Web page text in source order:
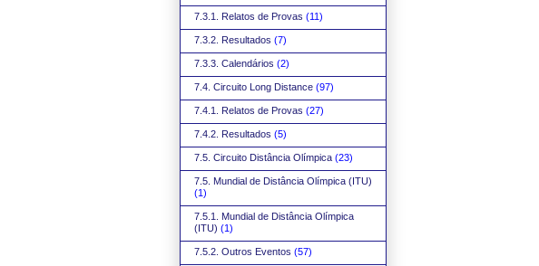
7.3.1. Relatos de Provas (11)
7.3.2. Resultados (7)
7.3.3. Calendários (2)
7.4. Circuito Long Distance (97)
7.4.1. Relatos de Provas (27)
7.4.2. Resultados (5)
7.5. Circuito Distância Olímpica (23)
7.5. Mundial de Distância Olímpica (ITU)
(1)
7.5.1. Mundial de Distância Olímpica
(ITU) (1)
7.5.2. Outros Eventos (57)